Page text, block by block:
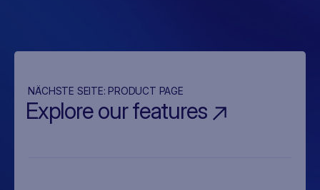
NÄCHSTE SEITE: PRODUCT PAGE
Explore our features